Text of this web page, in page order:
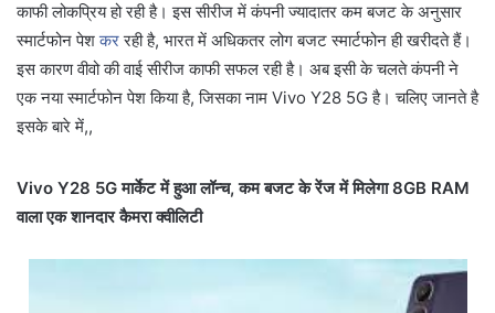
काफी लोकप्रिय हो रही है। इस सीरीज में कंपनी ज्यादातर कम बजट के अनुसार
स्मार्टफोन पेशकररही है, भारत में अधिकतर लोग बजट स्मार्टफोन ही खरीदते हैं।
इस कारण वीवो की वाई सीरीज काफी सफल रही है। अब इसी के चलते कंपनी ने
एक नया स्मार्टफोन पेश किया है, जिसका नाम Vivo Y28 5G है। चलिए जानते है
इसके बारे में,,
Vivo Y28 5G मार्केट में हुआ लॉन्च, कम बजट के रेंज में मिलेगा 8GB RAM
वाला एक शानदार कैमरा क्वीलिटी